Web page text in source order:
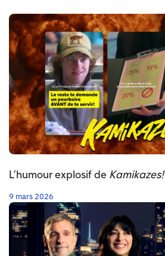
Grand public
Jeunesse et famille
FAB
Cuisinez
Télé-Québec en classe
L’humour explosif de Kamikazes!
9 mars 2026